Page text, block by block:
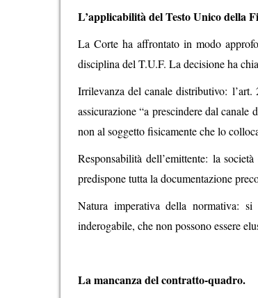
L’applicabilità del Testo Unico della
La Corte ha affrontato in modo
disciplina del T.U.F. La decisione ha
Irrilevanza del canale distributivo:
assicurazione “a prescindere dal
non al soggetto fisicamente che lo
Responsabilità dell’emittente: la
predispone tutta la documentazione
Natura imperativa della normativa:
inderogabile, che non possono essere
La mancanza del contratto-quadro.